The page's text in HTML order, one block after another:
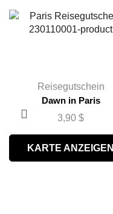
Reisegutschein
Dawn in Paris
3,90 $
KARTE ANZEIGEN